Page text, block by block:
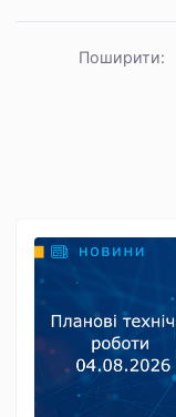
Поширити: